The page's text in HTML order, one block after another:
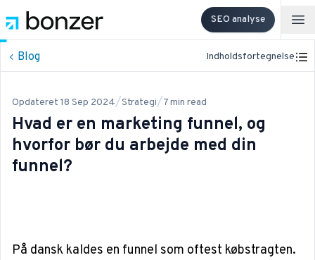
SEO analyse
Blog Indholdsfortegnelse
Opdateret 18 Sep 2024/Strategi/7min read
Hvad er en marketing funnel, og
hvorfor bør du arbejde med din
funnel?
På dansk kaldes en funnel som oftest købstragten.